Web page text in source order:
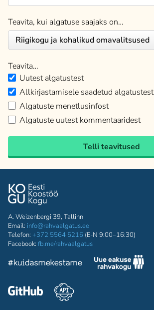
Teavita, kui algatuse saajaks on…
Teavita…
Uutest algatustest
Allkirjastamisele saadetud algatustest
Algatuste menetlusinfost
Algatuste uutest kommentaaridest
Telli teavitused
A. Weizenbergi 39, Tallinn
Email: info@rahvaalgatus.ee
Telefon: +372 5564 5216 (E-N 9:00–16:30)
Facebook: fb.me/rahvaalgatus